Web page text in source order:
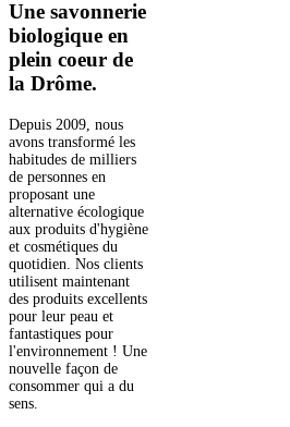
Une savonnerie
biologique en
plein coeur de
la Drôme.
Depuis 2009, nous
avons transformé les
habitudes de milliers
de personnes en
proposant une
alternative écologique
aux produits d'hygiène
et cosmétiques du
quotidien. Nos clients
utilisent maintenant
des produits excellents
pour leur peau et
fantastiques pour
l'environnement ! Une
nouvelle façon de
consommer qui a du
sens.